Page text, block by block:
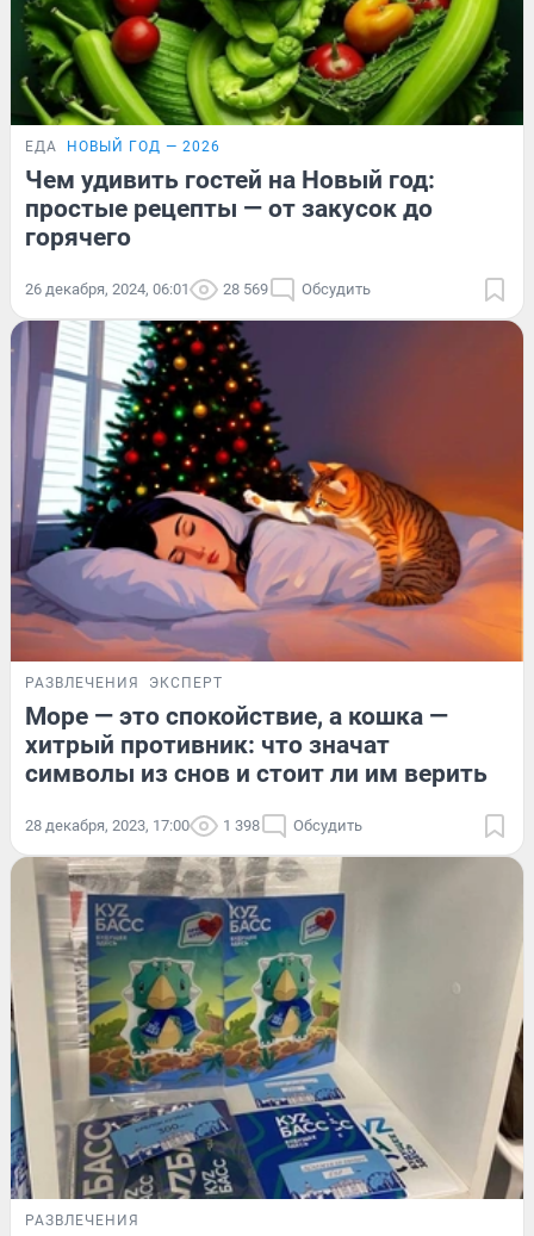
ЕДА НОВЫЙ ГОД — 2026
Чем удивить гостей на Новый год:
простые рецепты — от закусок до
горячего
26 декабря, 2024, 06:01 28 569 Обсудить
РАЗВЛЕЧЕНИЯ ЭКСПЕРТ
Море — это спокойствие, а кошка —
хитрый противник: что значат
символы из снов и стоит ли им верить
28 декабря, 2023, 17:00 1 398 Обсудить
РАЗВЛЕЧЕНИЯ